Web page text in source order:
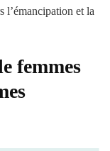
l’émancipation et la
femmes